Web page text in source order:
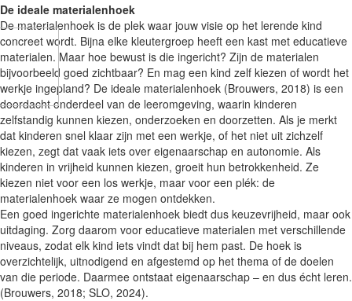
De ideale materialenhoek
De materialenhoek is de plek waar jouw visie op het lerende kind
concreet wordt. Bijna elke kleutergroep heeft een kast met educatieve
materialen. Maar hoe bewust is die ingericht? Zijn de materialen
bijvoorbeeld goed zichtbaar? En mag een kind zelf kiezen of wordt het
werkje ingepland? De ideale materialenhoek (Brouwers, 2018) is een
doordacht onderdeel van de leeromgeving, waarin kinderen
zelfstandig kunnen kiezen, onderzoeken en doorzetten. Als je merkt
dat kinderen snel klaar zijn met een werkje, of het niet uit zichzelf
kiezen, zegt dat vaak iets over eigenaarschap en autonomie. Als
kinderen in vrijheid kunnen kiezen, groeit hun betrokkenheid. Ze
kiezen niet voor een los werkje, maar voor een plék: de
materialenhoek waar ze mogen ontdekken.
Een goed ingerichte materialenhoek biedt dus keuzevrijheid, maar ook
uitdaging. Zorg daarom voor educatieve materialen met verschillende
niveaus, zodat elk kind iets vindt dat bij hem past. De hoek is
overzichtelijk, uitnodigend en afgestemd op het thema of de doelen
van die periode. Daarmee ontstaat eigenaarschap – en dus écht leren.
(Brouwers, 2018; SLO, 2024).